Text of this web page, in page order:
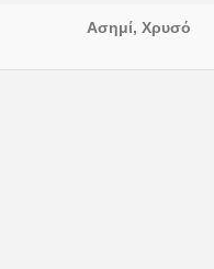
Ασημί, Χρυσό